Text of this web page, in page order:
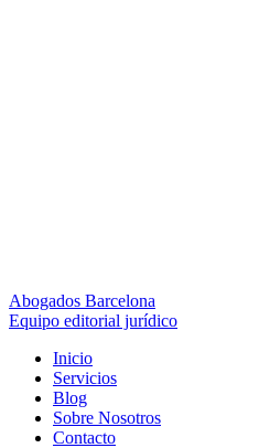
Abogados Barcelona
Equipo editorial jurídico
Inicio
Servicios
Blog
Sobre Nosotros
Contacto